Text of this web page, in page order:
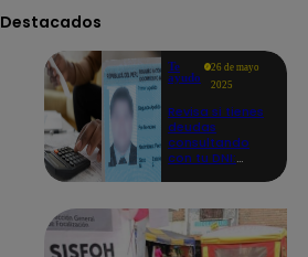
Destacados
Te
ayudo
26 de mayo
2025
Revisa si tienes
deudas
consultando
con tu DNI:
detalles